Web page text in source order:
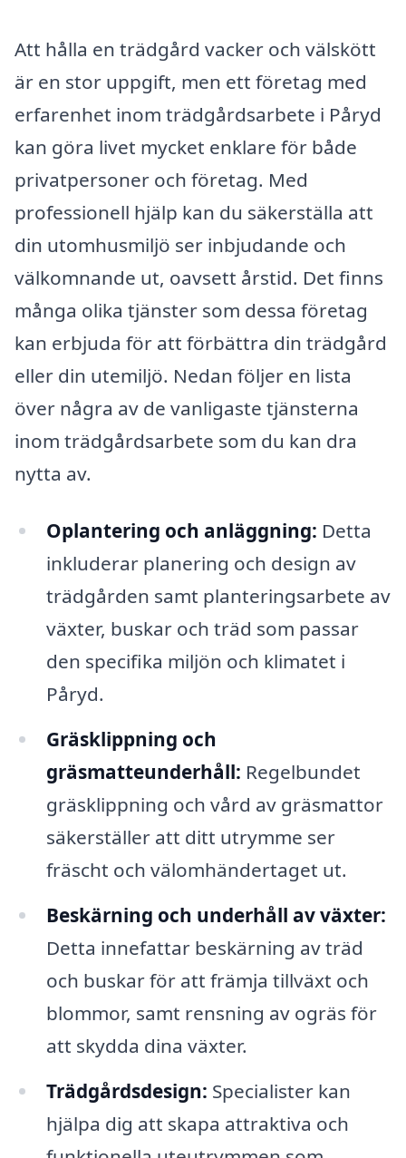
Att hålla en trädgård vacker och välskött
är en stor uppgift, men ett företag med
erfarenhet inom trädgårdsarbete i Påryd
kan göra livet mycket enklare för både
privatpersoner och företag. Med
professionell hjälp kan du säkerställa att
din utomhusmiljö ser inbjudande och
välkomnande ut, oavsett årstid. Det finns
många olika tjänster som dessa företag
kan erbjuda för att förbättra din trädgård
eller din utemiljö. Nedan följer en lista
över några av de vanligaste tjänsterna
inom trädgårdsarbete som du kan dra
nytta av.
Oplantering och anläggning: Detta
inkluderar planering och design av
trädgården samt planteringsarbete av
växter, buskar och träd som passar
den specifika miljön och klimatet i
Påryd.
Gräsklippning och
gräsmatteunderhåll: Regelbundet
gräsklippning och vård av gräsmattor
säkerställer att ditt utrymme ser
fräscht och välomhändertaget ut.
Beskärning och underhåll av växter:
Detta innefattar beskärning av träd
och buskar för att främja tillväxt och
blommor, samt rensning av ogräs för
att skydda dina växter.
Trädgårdsdesign: Specialister kan
hjälpa dig att skapa attraktiva och